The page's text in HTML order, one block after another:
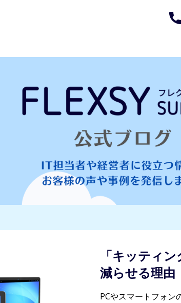
「キッティ
減らせる理由
PCやスマートフォ